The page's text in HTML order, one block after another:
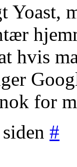
Yoast,
hvis
for
#